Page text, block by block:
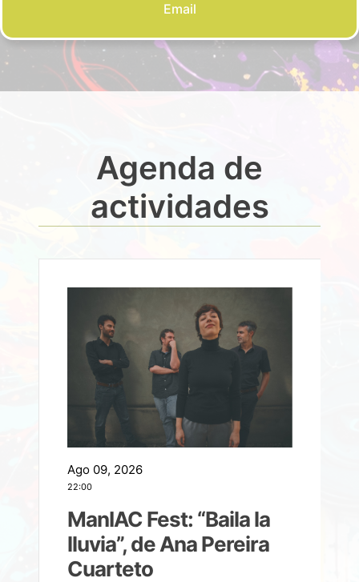
Email
Agenda de
actividades
Ago 09, 2026
22:00
ManIAC Fest: “Baila la
lluvia”, de Ana Pereira
Cuarteto